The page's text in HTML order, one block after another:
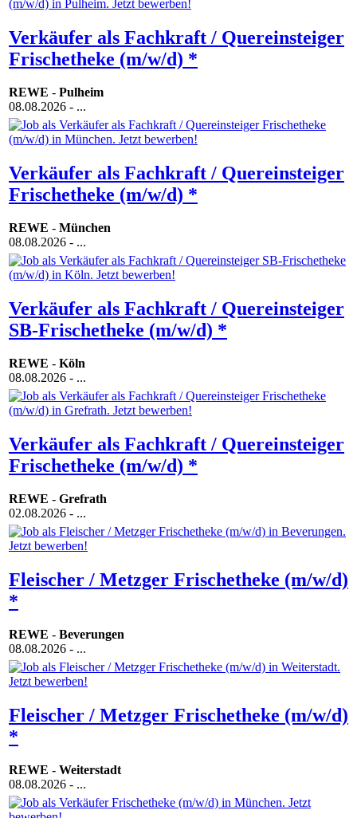
Verkäufer als Fachkraft / Quereinsteiger
Frischetheke (m/w/d) *
REWE - Pulheim
08.08.2026 - ...
Verkäufer als Fachkraft / Quereinsteiger
Frischetheke (m/w/d) *
REWE - München
08.08.2026 - ...
Verkäufer als Fachkraft / Quereinsteiger
SB-Frischetheke (m/w/d) *
REWE - Köln
08.08.2026 - ...
Verkäufer als Fachkraft / Quereinsteiger
Frischetheke (m/w/d) *
REWE - Grefrath
02.08.2026 - ...
Fleischer / Metzger Frischetheke (m/w/d)
*
REWE - Beverungen
08.08.2026 - ...
Fleischer / Metzger Frischetheke (m/w/d)
*
REWE - Weiterstadt
08.08.2026 - ...